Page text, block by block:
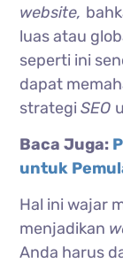
website,
luas atau
seperti ini
dapat
strategiSEO
Baca Juga:
untuk
Hal ini wajar
menjadikan
Anda harus